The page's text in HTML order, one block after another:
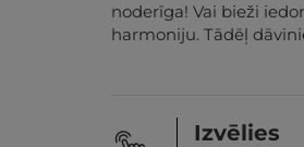
noderīga! Vai bieži
harmoniju. Tādēļ
Izvēlies